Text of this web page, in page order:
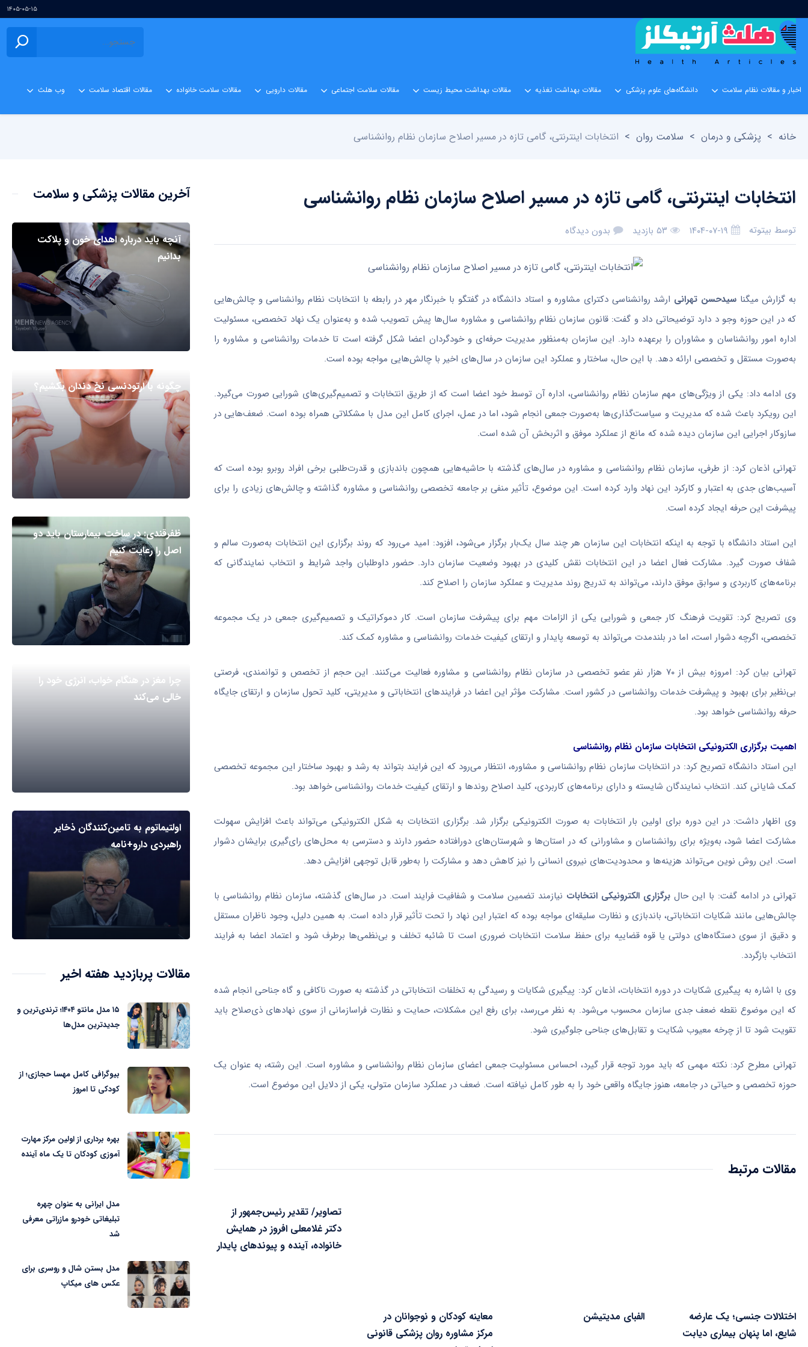
۱۴۰۵-۰۵-۱۵
اخبار و مقالات نظام سلامت دانشگاه‌های علوم پزشکی مقالات بهداشت تغذیه مقالات بهداشت محیط زیست مقالات سلامت اجتماعی مقالات دارویی مقالات سلامت خانواده مقالات اقتصاد سلامت وب هلث
خانه > پزشکی و درمان > سلامت روان > انتخابات اینترنتی، گامی تازه در مسیر اصلاح سازمان نظام روانشناسی
انتخابات اینترنتی، گامی تازه در مسیر اصلاح سازمان نظام روانشناسی
توسط بیتوته ۱۴۰۴-۰۷-۱۹ ۵۳ بازدید بدون دیدگاه
به گزارش میگناسیدحسن تهرانی ارشد روانشناسی دکترای مشاوره و استاد دانشگاه در گفتگو با خبرنگار مهر در رابطه با انتخابات نظام روانشناسی و چالش‌هایی
که در این حوزه وجو د دارد توضیحاتی داد و گفت: قانون سازمان نظام روانشناسی و مشاوره سال‌ها پیش تصویب شده و به‌عنوان یک نهاد تخصصی، مسئولیت
اداره امور روانشناسان و مشاوران را برعهده دارد. این سازمان به‌منظور مدیریت حرفه‌ای و خودگردان اعضا شکل گرفته است تا خدمات روانشناسی و مشاوره را
به‌صورت مستقل و تخصصی ارائه دهد. با این حال، ساختار و عملکرد این سازمان در سال‌های اخیر با چالش‌هایی مواجه بوده است.
وی ادامه داد: یکی از ویژگی‌های مهم سازمان نظام روانشناسی، اداره آن توسط خود اعضا است که از طریق انتخابات و تصمیم‌گیری‌های شورایی صورت می‌گیرد.
این رویکرد باعث شده که مدیریت و سیاست‌گذاری‌ها به‌صورت جمعی انجام شود، اما در عمل، اجرای کامل این مدل با مشکلاتی همراه بوده است. ضعف‌هایی در
سازوکار اجرایی این سازمان دیده شده که مانع از عملکرد موفق و اثربخش آن شده است.
تهرانی اذعان کرد: از طرفی، سازمان نظام روانشناسی و مشاوره در سال‌های گذشته با حاشیه‌هایی همچون باندبازی و قدرت‌طلبی برخی افراد روبرو بوده است که
آسیب‌های جدی به اعتبار و کارکرد این نهاد وارد کرده است. این موضوع، تأثیر منفی بر جامعه تخصصی روانشناسی و مشاوره گذاشته و چالش‌های زیادی را برای
پیشرفت این حرفه ایجاد کرده است.
این استاد دانشگاه با توجه به اینکه انتخابات این سازمان هر چند سال یک‌بار برگزار می‌شود، افزود: امید می‌رود که روند برگزاری این انتخابات به‌صورت سالم و
شفاف صورت گیرد. مشارکت فعال اعضا در این انتخابات نقش کلیدی در بهبود وضعیت سازمان دارد. حضور داوطلبان واجد شرایط و انتخاب نمایندگانی که
برنامه‌های کاربردی و سوابق موفق دارند، می‌تواند به تدریج روند مدیریت و عملکرد سازمان را اصلاح کند.
وی تصریح کرد: تقویت فرهنگ کار جمعی و شورایی یکی از الزامات مهم برای پیشرفت سازمان است. کار دموکراتیک و تصمیم‌گیری جمعی در یک مجموعه
تخصصی، اگرچه دشوار است، اما در بلندمدت می‌تواند به توسعه پایدار و ارتقای کیفیت خدمات روانشناسی و مشاوره کمک کند.
تهرانی بیان کرد: امروزه بیش از ۷۰ هزار نفر عضو تخصصی در سازمان نظام روانشناسی و مشاوره فعالیت می‌کنند. این حجم از تخصص و توانمندی، فرصتی
بی‌نظیر برای بهبود و پیشرفت خدمات روانشناسی در کشور است. مشارکت مؤثر این اعضا در فرایندهای انتخاباتی و مدیریتی، کلید تحول سازمان و ارتقای جایگاه
حرفه روانشناسی خواهد بود.
اهمیت برگزاری الکترونیکی انتخابات سازمان نظام روانشناسی
این استاد دانشگاه تصریح کرد: در انتخابات سازمان نظام روانشناسی و مشاوره، انتظار می‌رود که این فرایند بتواند به رشد و بهبود ساختار این مجموعه تخصصی
کمک شایانی کند. انتخاب نمایندگان شایسته و دارای برنامه‌های کاربردی، کلید اصلاح روندها و ارتقای کیفیت خدمات روانشناسی خواهد بود.
وی اظهار داشت: در این دوره برای اولین بار انتخابات به صورت الکترونیکی برگزار شد. برگزاری انتخابات به شکل الکترونیکی می‌تواند باعث افزایش سهولت
مشارکت اعضا شود، به‌ویژه برای روانشناسان و مشاورانی که در استان‌ها و شهرستان‌های دورافتاده حضور دارند و دسترسی به محل‌های رای‌گیری برایشان دشوار
است. این روش نوین می‌تواند هزینه‌ها و محدودیت‌های نیروی انسانی را نیز کاهش دهد و مشارکت را به‌طور قابل توجهی افزایش دهد.
تهرانی در ادامه گفت: با این حال برگزاری الکترونیکی انتخابات نیازمند تضمین سلامت و شفافیت فرایند است. در سال‌های گذشته، سازمان نظام روانشناسی با
چالش‌هایی مانند شکایات انتخاباتی، باندبازی و نظارت سلیقه‌ای مواجه بوده که اعتبار این نهاد را تحت تأثیر قرار داده است. به همین دلیل، وجود ناظران مستقل
و دقیق از سوی دستگاه‌های دولتی یا قوه قضاییه برای حفظ سلامت انتخابات ضروری است تا شائبه تخلف و بی‌نظمی‌ها برطرف شود و اعتماد اعضا به فرایند
انتخاب بازگردد.
وی با اشاره به پیگیری شکایات در دوره انتخابات، اذعان کرد: پیگیری شکایات و رسیدگی به تخلفات انتخاباتی در گذشته به صورت ناکافی و گاه جناحی انجام شده
که این موضوع نقطه ضعف جدی سازمان محسوب می‌شود. به نظر می‌رسد، برای رفع این مشکلات، حمایت و نظارت فراسازمانی از سوی نهادهای ذی‌صلاح باید
تقویت شود تا از چرخه معیوب شکایت و تقابل‌های جناحی جلوگیری شود.
تهرانی مطرح کرد: نکته مهمی که باید مورد توجه قرار گیرد، احساس مسئولیت جمعی اعضای سازمان نظام روانشناسی و مشاوره است. این رشته، به عنوان یک
حوزه تخصصی و حیاتی در جامعه، هنوز جایگاه واقعی خود را به طور کامل نیافته است. ضعف در عملکرد سازمان متولی، یکی از دلایل این موضوع است.
مقالات مرتبط
اختلالات جنسی؛ یک عارضه
شایع، اما پنهان بیماری دیابت
الفبای مدیتیشن
معاینه کودکان و نوجوانان در
مرکز مشاوره روان پزشکی قانونی
تصاویر/ تقدیر رئیس‌جمهور از
دکتر غلامعلی افروز در همایش
خانواده، آینده و پیوندهای پایدار
آخرین مقالات پزشکی و سلامت
آنچه باید درباره اهدای خون و پلاکت
بدانیم
چگونه با ارتودنسی نخ دندان بکشیم؟
ظفرقندی: در ساخت بیمارستان باید دو
اصل را رعایت کنیم
چرا مغز در هنگام خواب، انرژی خود را
خالی می‌کند
اولتیماتوم به تامین‌کنندگان ذخایر
راهبردی دارو+نامه
مقالات پربازدید هفته اخیر
۱۵ مدل مانتو ۱۴۰۴؛ ترندی‌ترین و
جدیدترین مدل‌ها
بیوگرافی کامل مهسا حجازی؛ از
کودکی تا امروز
بهره برداری از اولین مرکز مهارت
آموزی کودکان تا یک ماه آینده
مدل ایرانی به عنوان چهره
تبلیغاتی خودرو مازراتی معرفی
شد
مدل بستن شال و روسری برای
عکس های میکاپ